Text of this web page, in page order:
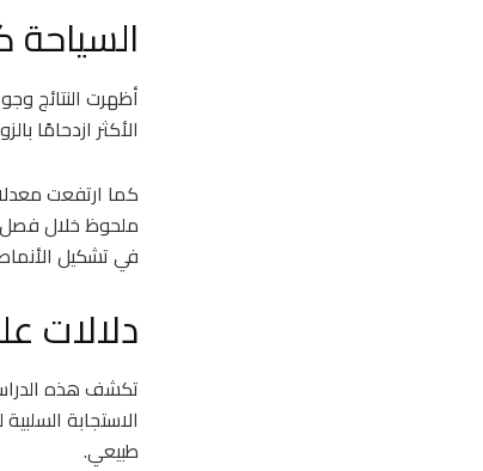
أظهرت النتائج
الأكثر ازدحامًا
كما ارتفعت
ملحوظ خلال فصل
في تشكيل الأنماط
دلالات
تكشف هذه
الاستجابة
طبيعي.